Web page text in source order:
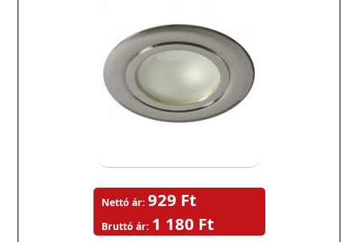
Nettó ár: 929 Ft
Bruttó ár: 1 180 Ft